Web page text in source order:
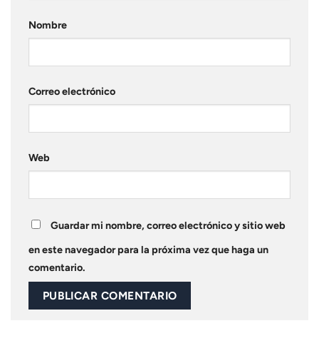
Nombre
Correo electrónico
Web
Guardar mi nombre, correo electrónico y sitio web
en este navegador para la próxima vez que haga un
comentario.